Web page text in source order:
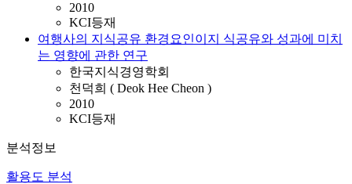
2010
KCI등재
여행사의 지식공유 환경요인이지 식공유와 성과에 미치
는 영향에 관한 연구
한국지식경영학회
천덕희 ( Deok Hee Cheon )
2010
KCI등재
분석정보
활용도 분석